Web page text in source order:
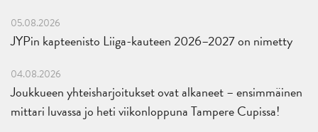
05.08.2026
JYPin kapteenisto Liiga-kauteen 2026–2027 on nimetty
04.08.2026
Joukkueen yhteisharjoitukset ovat alkaneet – ensimmäinen
mittari luvassa jo heti viikonloppuna Tampere Cupissa!